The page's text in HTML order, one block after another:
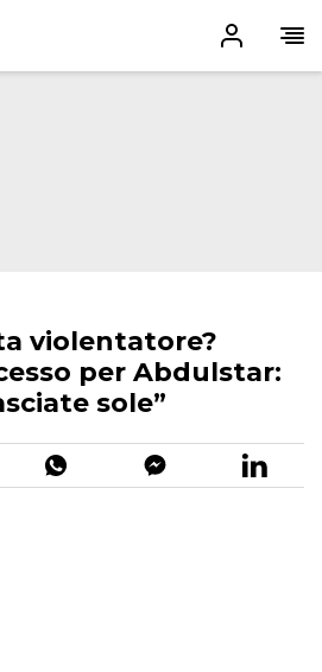
violentatore?
per Abdulstar:
sole”